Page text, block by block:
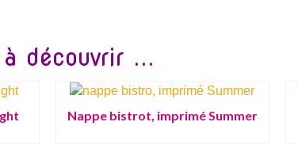
découvrir ...
Nappe bistrot, imprimé Summer